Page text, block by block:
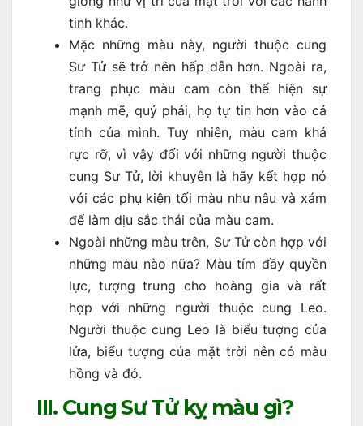
tinh khác.
Mặc những màu này, người thuộc cung
Sư Tử sẽ trở nên hấp dẫn hơn. Ngoài ra,
trang phục màu cam còn thể hiện sự
mạnh mẽ, quý phái, họ tự tin hơn vào cá
tính của mình. Tuy nhiên, màu cam khá
rực rỡ, vì vậy đối với những người thuộc
cung Sư Tử, lời khuyên là hãy kết hợp nó
với các phụ kiện tối màu như nâu và xám
để làm dịu sắc thái của màu cam.
Ngoài những màu trên, Sư Tử còn hợp với
những màu nào nữa? Màu tím đầy quyền
lực, tượng trưng cho hoàng gia và rất
hợp với những người thuộc cung Leo.
Người thuộc cung Leo là biểu tượng của
lửa, biểu tượng của mặt trời nên có màu
hồng và đỏ.
III. Cung Sư Tử kỵ màu gì?